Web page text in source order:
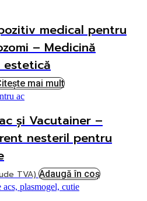
medical pentru
– Medicină
estetică
mai mult
și Vacutainer –
nesteril pentru
TVA) Adaugă în coș